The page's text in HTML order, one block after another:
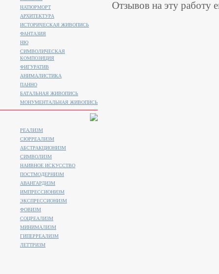
Отзывов на эту работу
НАТЮРМОРТ
АРХИТЕКТУРА
ИСТОРИЧЕСКАЯ ЖИВОПИСЬ
ФАНТАЗИЯ
НЮ
СИМВОЛИЧЕСКАЯ
КОМПОЗИЦИЯ
ФИГУРАТИВ
АНИМАЛИСТИКA
ПАННО
БАТАЛЬНАЯ ЖИВОПИСЬ
МОНУМЕНТАЛЬНАЯ ЖИВОПИСЬ
РЕАЛИЗМ
СЮРРЕАЛИЗМ
АБСТРАКЦИОНИЗМ
СИМВОЛИЗМ
НАИВНОЕ ИСКУССТВО
ПОСТМОДЕРНИЗМ
АВАНГАРДИЗМ
ИМПРЕССИОНИЗМ
ЭКСПРЕССИОНИЗМ
ФОВИЗМ
СОЦРЕАЛИЗМ
МИНИМАЛИЗМ
ГИПЕРРЕАЛИЗМ
ЛЕТТРИЗМ